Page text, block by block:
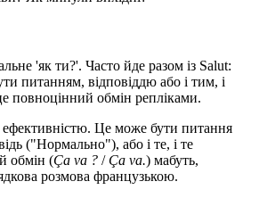
'як ти?'. Часто йде разом із Salut:
питанням, відповіддю або і тим, і
повноцінний обмін репліками.
Це може бути питання
("Нормально"), або і те, і те
обмін (Ça va ? / Ça va.) мабуть,
розмова французькою.